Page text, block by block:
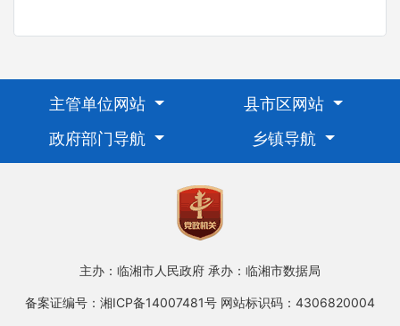
主管单位网站
县市区网站
政府部门导航
乡镇导航
主办：临湘市人民政府 承办：临湘市数据局
备案证编号：湘ICP备14007481号 网站标识码：4306820004